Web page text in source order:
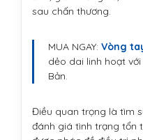
sau chấn thương.
MUA NGAY: Vòng
dẻo dai linh hoạt
Bản.
Điều quan trọng là tìm
đánh giá tình trạng tổn